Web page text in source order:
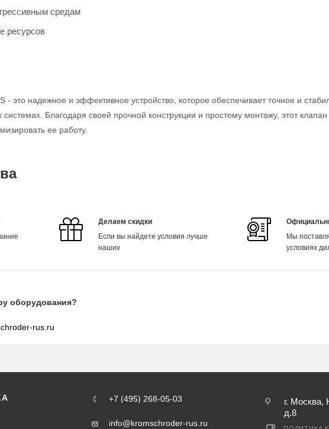
средам
ресурсов
- это надежное и эффективное устройство, которое обеспечивает точное и
Благодаря своей прочной конструкции и простому монтажу, этот клапан
ее работу.
Делаем скидки
Если вы найдете условия лучше
наших
Мы
условиях
оборудования?
rus.ru
+7 (495) 268-05-03
info@kromschroder-rus.ru
г. Москва,
д.8